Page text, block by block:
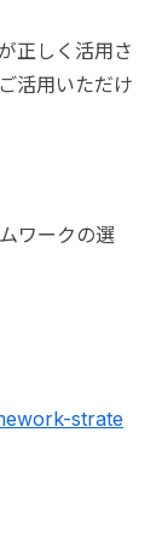
正しく活用さ
活用いただけ
ワークの選
strate